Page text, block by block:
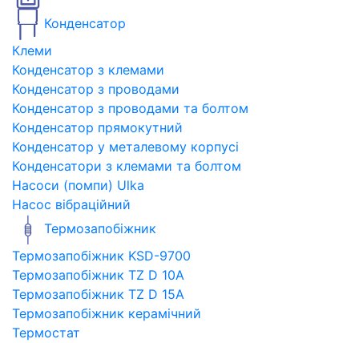
Конденсатор
Клеми
Конденсатор з клемами
Конденсатор з проводами
Конденсатор з проводами та болтом
Конденсатор прямокутний
Конденсатор у металевому корпусі
Конденсатори з клемами та болтом
Насоси (помпи) Ulka
Насос вібраційний
Термозапобіжник
Термозапобіжник KSD-9700
Термозапобіжник TZ D 10A
Термозапобіжник TZ D 15A
Термозапобіжник керамічний
Термостат